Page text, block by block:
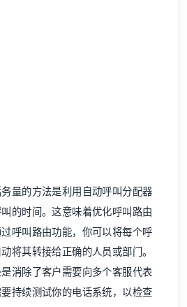
量的方法是利用自动呼叫分配器
叫的时间。这意味着优化呼叫路由
呼叫路由功能，你可以将每个呼
将其转接给正确的人员或部门。
消除了客户需要向多个客服代表
持续测试你的电话系统，以检查